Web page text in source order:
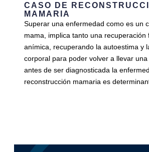
CASO DE
MAMARIA
Superar una enfermedad como es un
mama, implica tanto una recuperación
anímica, recuperando la autoestima y
corporal para poder volver a llevar
antes de ser diagnosticada la
reconstrucción mamaria es